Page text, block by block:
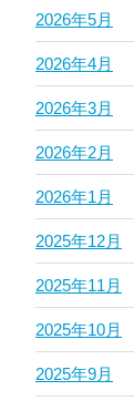
2026年5月
2026年4月
2026年3月
2026年2月
2026年1月
2025年12月
2025年11月
2025年10月
2025年9月